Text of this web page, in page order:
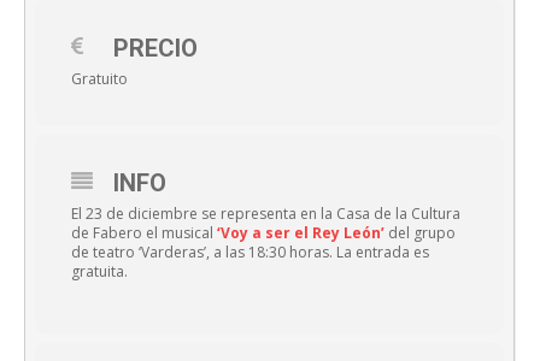
PRECIO
Gratuito
INFO
El 23 de diciembre se representa en la Casa de la Cultura
de Fabero el musical ‘Voy a ser el Rey León’ del grupo
de teatro ‘Varderas’, a las 18:30 horas. La entrada es
gratuita.